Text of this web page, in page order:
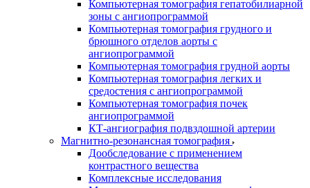
Компьютерная томография гепатобилиарной
зоны с ангиопрограммой
Компьютерная томография грудного и
брюшного отделов аорты с
ангиопрограммой
Компьютерная томография грудной аорты
Компьютерная томография легких и
средостения с ангиопрограммой
Компьютерная томография почек
ангиопрограммой
КТ-ангиография подвздошной артерии
Магнитно-резонансная томография
Дообследование с применением
контрастного вещества
Комплексные исследования